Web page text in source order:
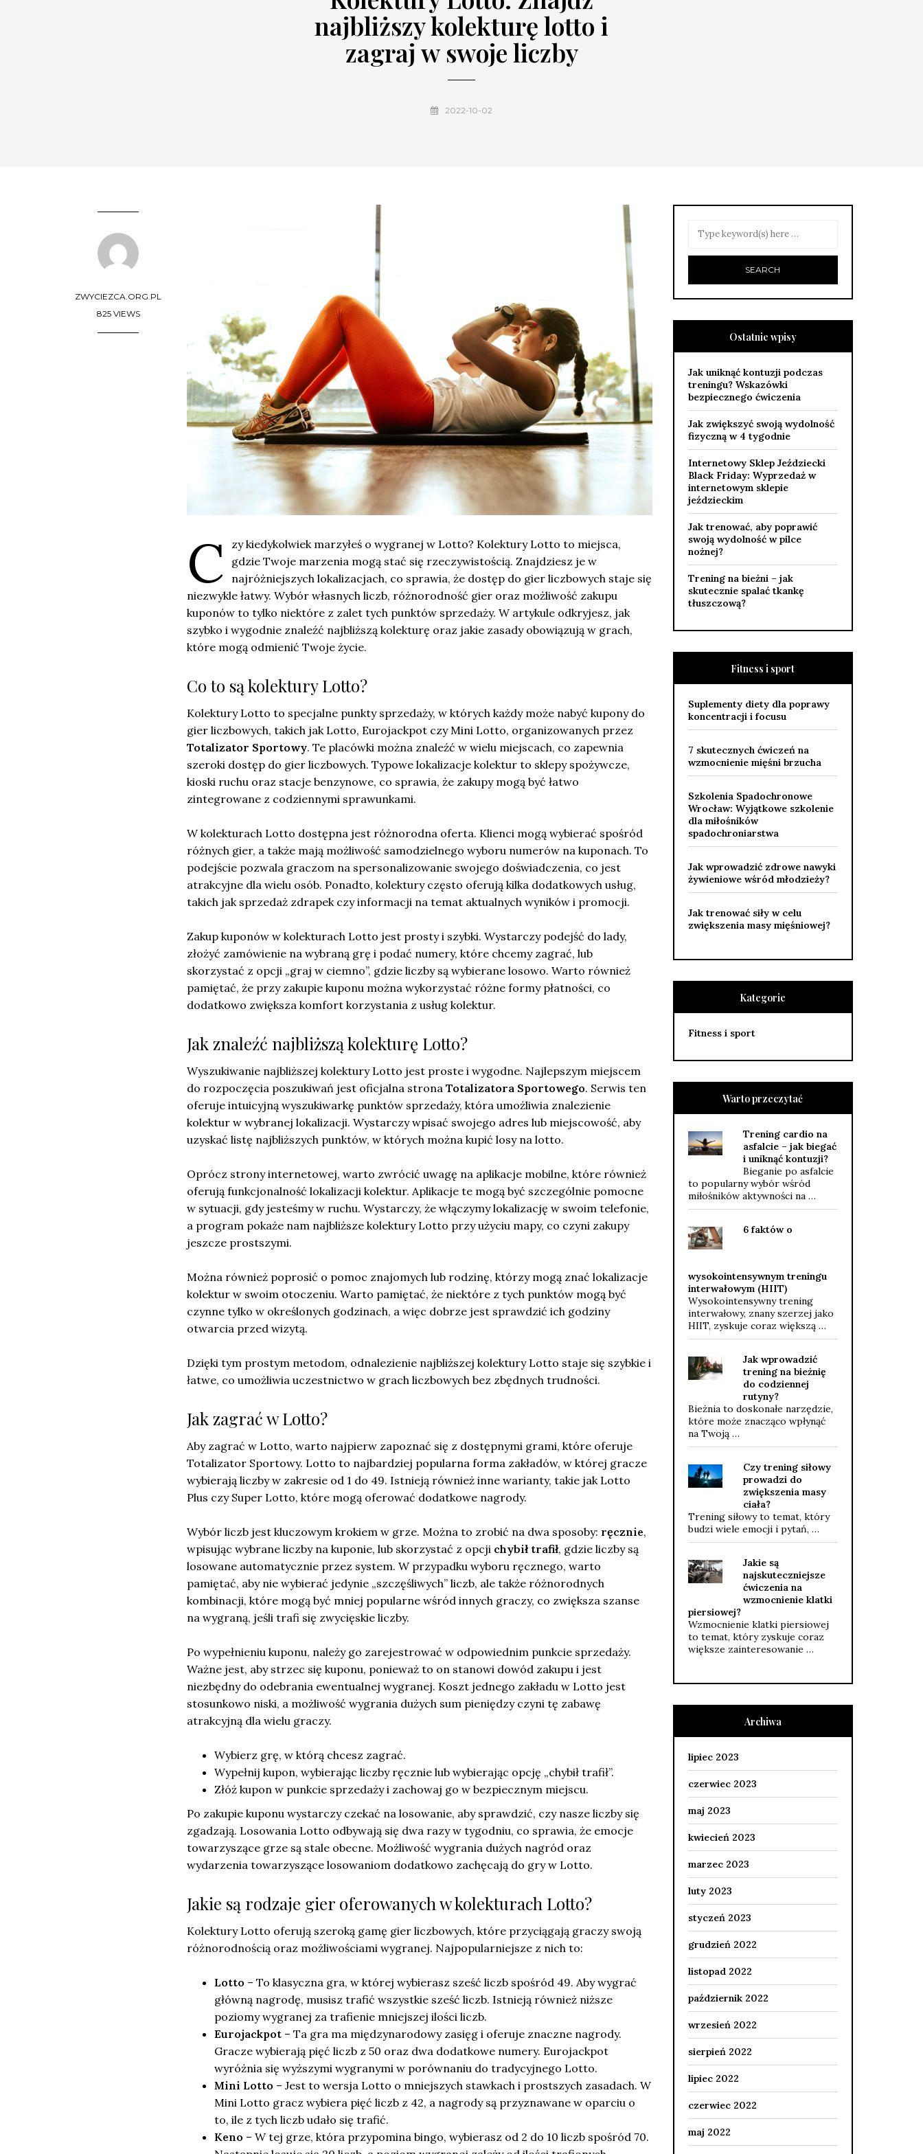
najbliższy kolekturę lotto i
zagraj w swoje liczby
2022-10-02
ZWYCIEZCA.ORG.PL
825 VIEWS
C
zy kiedykolwiek marzyłeś o wygranej w Lotto? Kolektury Lotto to miejsca,
gdzie Twoje marzenia mogą stać się rzeczywistością. Znajdziesz je w
najróżniejszych lokalizacjach, co sprawia, że dostęp do gier liczbowych staje się
niezwykle łatwy. Wybór własnych liczb, różnorodność gier oraz możliwość zakupu
kuponów to tylko niektóre z zalet tych punktów sprzedaży. W artykule odkryjesz, jak
szybko i wygodnie znaleźć najbliższą kolekturę oraz jakie zasady obowiązują w grach,
które mogą odmienić Twoje życie.
Co to są kolektury Lotto?
Kolektury Lotto to specjalne punkty sprzedaży, w których każdy może nabyć kupony do
gier liczbowych, takich jak Lotto, Eurojackpot czy Mini Lotto, organizowanych przez
Totalizator Sportowy. Te placówki można znaleźć w wielu miejscach, co zapewnia
szeroki dostęp do gier liczbowych. Typowe lokalizacje kolektur to sklepy spożywcze,
kioski ruchu oraz stacje benzynowe, co sprawia, że zakupy mogą być łatwo
zintegrowane z codziennymi sprawunkami.
W kolekturach Lotto dostępna jest różnorodna oferta. Klienci mogą wybierać spośród
różnych gier, a także mają możliwość samodzielnego wyboru numerów na kuponach. To
podejście pozwala graczom na spersonalizowanie swojego doświadczenia, co jest
atrakcyjne dla wielu osób. Ponadto, kolektury często oferują kilka dodatkowych usług,
takich jak sprzedaż zdrapek czy informacji na temat aktualnych wyników i promocji.
Zakup kuponów w kolekturach Lotto jest prosty i szybki. Wystarczy podejść do lady,
złożyć zamówienie na wybraną grę i podać numery, które chcemy zagrać, lub
skorzystać z opcji „graj w ciemno”, gdzie liczby są wybierane losowo. Warto również
pamiętać, że przy zakupie kuponu można wykorzystać różne formy płatności, co
dodatkowo zwiększa komfort korzystania z usług kolektur.
Jak znaleźć najbliższą kolekturę Lotto?
Wyszukiwanie najbliższej kolektury Lotto jest proste i wygodne. Najlepszym miejscem
do rozpoczęcia poszukiwań jest oficjalna strona Totalizatora Sportowego. Serwis ten
oferuje intuicyjną wyszukiwarkę punktów sprzedaży, która umożliwia znalezienie
kolektur w wybranej lokalizacji. Wystarczy wpisać swojego adres lub miejscowość, aby
uzyskać listę najbliższych punktów, w których można kupić losy na lotto.
Oprócz strony internetowej, warto zwrócić uwagę na aplikacje mobilne, które również
oferują funkcjonalność lokalizacji kolektur. Aplikacje te mogą być szczególnie pomocne
w sytuacji, gdy jesteśmy w ruchu. Wystarczy, że włączymy lokalizację w swoim telefonie,
a program pokaże nam najbliższe kolektury Lotto przy użyciu mapy, co czyni zakupy
jeszcze prostszymi.
Można również poprosić o pomoc znajomych lub rodzinę, którzy mogą znać lokalizacje
kolektur w swoim otoczeniu. Warto pamiętać, że niektóre z tych punktów mogą być
czynne tylko w określonych godzinach, a więc dobrze jest sprawdzić ich godziny
otwarcia przed wizytą.
Dzięki tym prostym metodom, odnalezienie najbliższej kolektury Lotto staje się szybkie i
łatwe, co umożliwia uczestnictwo w grach liczbowych bez zbędnych trudności.
Jak zagrać w Lotto?
Aby zagrać w Lotto, warto najpierw zapoznać się z dostępnymi grami, które oferuje
Totalizator Sportowy. Lotto to najbardziej popularna forma zakładów, w której gracze
wybierają liczby w zakresie od 1 do 49. Istnieją również inne warianty, takie jak Lotto
Plus czy Super Lotto, które mogą oferować dodatkowe nagrody.
Wybór liczb jest kluczowym krokiem w grze. Można to zrobić na dwa sposoby: ręcznie,
wpisując wybrane liczby na kuponie, lub skorzystać z opcji chybił trafił, gdzie liczby są
losowane automatycznie przez system. W przypadku wyboru ręcznego, warto
pamiętać, aby nie wybierać jedynie „szczęśliwych” liczb, ale także różnorodnych
kombinacji, które mogą być mniej popularne wśród innych graczy, co zwiększa szanse
na wygraną, jeśli trafi się zwycięskie liczby.
Po wypełnieniu kuponu, należy go zarejestrować w odpowiednim punkcie sprzedaży.
Ważne jest, aby strzec się kuponu, ponieważ to on stanowi dowód zakupu i jest
niezbędny do odebrania ewentualnej wygranej. Koszt jednego zakładu w Lotto jest
stosunkowo niski, a możliwość wygrania dużych sum pieniędzy czyni tę zabawę
atrakcyjną dla wielu graczy.
Wybierz grę, w którą chcesz zagrać.
Wypełnij kupon, wybierając liczby ręcznie lub wybierając opcję „chybił trafił”.
Złóż kupon w punkcie sprzedaży i zachowaj go w bezpiecznym miejscu.
Po zakupie kuponu wystarczy czekać na losowanie, aby sprawdzić, czy nasze liczby się
zgadzają. Losowania Lotto odbywają się dwa razy w tygodniu, co sprawia, że emocje
towarzyszące grze są stale obecne. Możliwość wygrania dużych nagród oraz
wydarzenia towarzyszące losowaniom dodatkowo zachęcają do gry w Lotto.
Jakie są rodzaje gier oferowanych w kolekturach Lotto?
Kolektury Lotto oferują szeroką gamę gier liczbowych, które przyciągają graczy swoją
różnorodnością oraz możliwościami wygranej. Najpopularniejsze z nich to:
Lotto – To klasyczna gra, w której wybierasz sześć liczb spośród 49. Aby wygrać
główną nagrodę, musisz trafić wszystkie sześć liczb. Istnieją również niższe
poziomy wygranej za trafienie mniejszej ilości liczb.
Eurojackpot – Ta gra ma międzynarodowy zasięg i oferuje znaczne nagrody.
Gracze wybierają pięć liczb z 50 oraz dwa dodatkowe numery. Eurojackpot
wyróżnia się wyższymi wygranymi w porównaniu do tradycyjnego Lotto.
Mini Lotto – Jest to wersja Lotto o mniejszych stawkach i prostszych zasadach. W
Mini Lotto gracz wybiera pięć liczb z 42, a nagrody są przyznawane w oparciu o
to, ile z tych liczb udało się trafić.
Keno – W tej grze, która przypomina bingo, wybierasz od 2 do 10 liczb spośród 70.
Ostatnie wpisy
Jak uniknąć kontuzji podczas
treningu? Wskazówki
bezpiecznego ćwiczenia
Jak zwiększyć swoją wydolność
fizyczną w 4 tygodnie
Internetowy Sklep Jeździecki
Black Friday: Wyprzedaż w
internetowym sklepie
jeździeckim
Jak trenować, aby poprawić
swoją wydolność w pilce
nożnej?
Trening na bieżni – jak
skutecznie spalać tkankę
tłuszczową?
Fitness i sport
Suplementy diety dla poprawy
koncentracji i focusu
7 skutecznych ćwiczeń na
wzmocnienie mięśni brzucha
Szkolenia Spadochronowe
Wrocław: Wyjątkowe szkolenie
dla miłośników
spadochroniarstwa
Jak wprowadzić zdrowe nawyki
żywieniowe wśród młodzieży?
Jak trenować siły w celu
zwiększenia masy mięśniowej?
Kategorie
Fitness i sport
Warto przeczytać
Trening cardio na
asfalcie – jak biegać
i uniknąć kontuzji?
Bieganie po asfalcie
to popularny wybór wśród
miłośników aktywności na …
6 faktów o
wysokointensywnym treningu
interwałowym (HIIT)
Wysokointensywny trening
interwałowy, znany szerzej jako
HIIT, zyskuje coraz większą …
Jak wprowadzić
trening na bieżnię
do codziennej
rutyny?
Bieżnia to doskonałe narzędzie,
które może znacząco wpłynąć
na Twoją …
Czy trening siłowy
prowadzi do
zwiększenia masy
ciała?
Trening siłowy to temat, który
budzi wiele emocji i pytań, …
Jakie są
najskuteczniejsze
ćwiczenia na
wzmocnienie klatki
piersiowej?
Wzmocnienie klatki piersiowej
to temat, który zyskuje coraz
większe zainteresowanie …
Archiwa
lipiec 2023
czerwiec 2023
maj 2023
kwiecień 2023
marzec 2023
luty 2023
styczeń 2023
grudzień 2022
listopad 2022
październik 2022
wrzesień 2022
sierpień 2022
lipiec 2022
czerwiec 2022
maj 2022